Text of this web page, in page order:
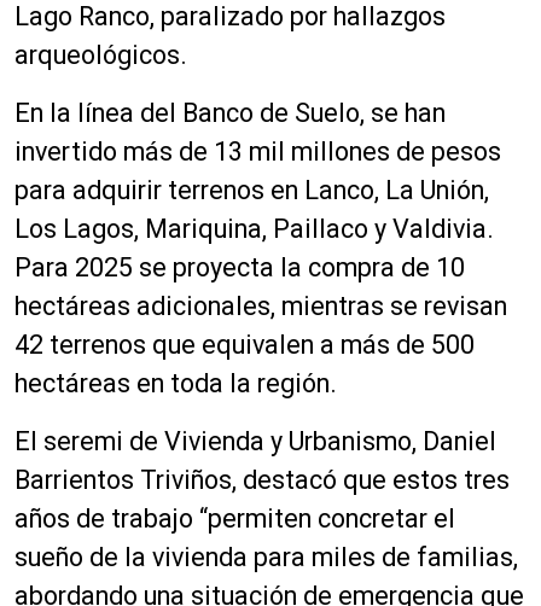
Lago Ranco, paralizado por hallazgos
arqueológicos.
En la línea del Banco de Suelo, se han
invertido más de 13 mil millones de pesos
para adquirir terrenos en Lanco, La Unión,
Los Lagos, Mariquina, Paillaco y Valdivia.
Para 2025 se proyecta la compra de 10
hectáreas adicionales, mientras se revisan
42 terrenos que equivalen a más de 500
hectáreas en toda la región.
El seremi de Vivienda y Urbanismo, Daniel
Barrientos Triviños, destacó que estos tres
años de trabajo “permiten concretar el
sueño de la vivienda para miles de familias,
abordando una situación de emergencia que